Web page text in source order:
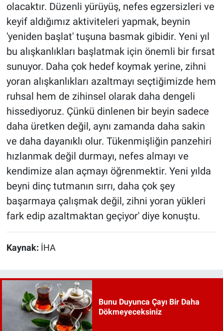
olacaktır. Düzenli yürüyüş, nefes egzersizleri ve
keyif aldığımız aktiviteleri yapmak, beynin
'yeniden başlat' tuşuna basmak gibidir. Yeni yıl
bu alışkanlıkları başlatmak için önemli bir fırsat
sunuyor. Daha çok hedef koymak yerine, zihni
yoran alışkanlıkları azaltmayı seçtiğimizde hem
ruhsal hem de zihinsel olarak daha dengeli
hissediyoruz. Çünkü dinlenen bir beyin sadece
daha üretken değil, aynı zamanda daha sakin
ve daha dayanıklı olur. Tükenmişliğin panzehiri
hızlanmak değil durmayı, nefes almayı ve
kendimize alan açmayı öğrenmektir. Yeni yılda
beyni dinç tutmanın sırrı, daha çok şey
başarmaya çalışmak değil, zihni yoran yükleri
fark edip azaltmaktan geçiyor' diye konuştu.
Kaynak: İHA
Bunu Duyunca Çayı Bir Daha
Dökmeyeceksiniz